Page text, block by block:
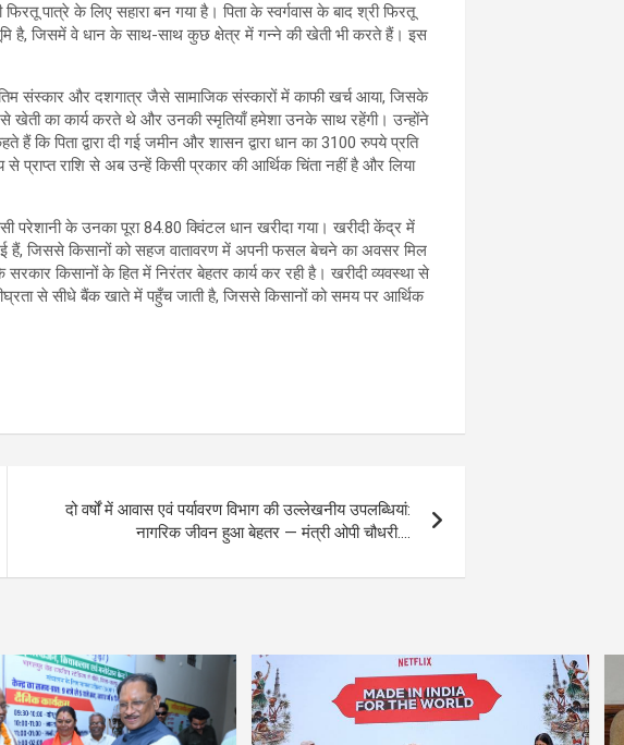
पात्रे के लिए सहारा बन गया है। पिता के स्वर्गवास के बाद श्री फिरतू
है, जिसमें वे धान के साथ-साथ कुछ क्षेत्र में गन्ने की खेती भी करते हैं। इस
संस्कार और दशगात्र जैसे सामाजिक संस्कारों में काफी खर्च आया, जिसके
से खेती का कार्य करते थे और उनकी स्मृतियाँ हमेशा उनके साथ रहेंगी। उन्होंने
पिता द्वारा दी गई जमीन और शासन द्वारा धान का 3100 रुपये प्रति
राशि से अब उन्हें किसी प्रकार की आर्थिक चिंता नहीं है और लिया
परेशानी के उनका पूरा 84.80 क्विंटल धान खरीदा गया। खरीदी केंद्र में
हैं, जिससे किसानों को सहज वातावरण में अपनी फसल बेचने का अवसर मिल
किसानों के हित में निरंतर बेहतर कार्य कर रही है। खरीदी व्यवस्था से
से सीधे बैंक खाते में पहुँच जाती है, जिससे किसानों को समय पर आर्थिक
दो वर्षों में आवास एवं पर्यावरण विभाग की उल्लेखनीय उपलब्धियां:
नागरिक जीवन हुआ बेहतर — मंत्री ओपी चौधरी….